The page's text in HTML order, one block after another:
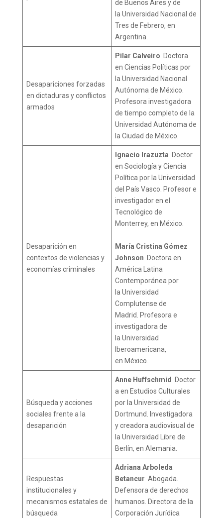
de Buenos Aires y de
la Universidad Nacional de
Tres de Febrero, en
Argentina.
Desapariciones forzadas
en dictaduras y conflictos
armados
Pilar Calveiro Doctora
en Ciencias Políticas por
la Universidad Nacional
Autónoma de México.
Profesora investigadora
de tiempo completo de la
Universidad Autónoma de
la Ciudad de México.
Desaparición en
contextos de violencias y
economías criminales
Ignacio Irazuzta Doctor
en Sociología y Ciencia
Política por la Universidad
del País Vasco. Profesor e
investigador en el
Tecnológico de
Monterrey, en México.
María Cristina Gómez
Johnson Doctora en
América Latina
Contemporánea por
la Universidad
Complutense de
Madrid. Profesora e
investigadora de
la Universidad
Iberoamericana,
en México.
Búsqueda y acciones
sociales frente a la
desaparición
Anne Huffschmid
Doctor
a en Estudios Culturales
por la Universidad de
Dortmund. Investigadora
y creadora audiovisual de
la Universidad Libre de
Berlín, en Alemania.
Respuestas
institucionales y
mecanismos estatales de
búsqueda
Adriana Arboleda
Betancur Abogada.
Defensora de derechos
humanos. Directora de la
Corporación Jurídica